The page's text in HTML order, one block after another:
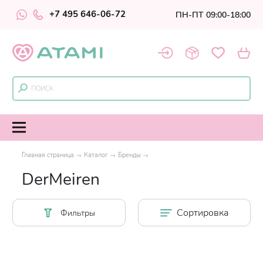
+7 495 646-06-72 ПН-ПТ 09:00-18:00
Главная страница Каталог Бренды
DerMeiren
Фильтры Сортировка